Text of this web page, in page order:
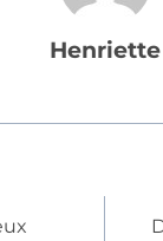
Henriette